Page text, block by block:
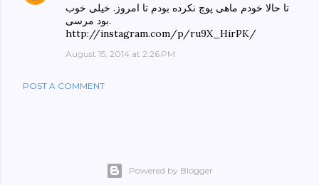
تا حالا خودم ماهی پوچ نکرده بودم تا امروز. خیلی خوب
بود مرسی.
http://instagram.com/p/ru9X_HirPK/
August 15, 2014 at 2:26 PM
POST A COMMENT
Powered by Blogger